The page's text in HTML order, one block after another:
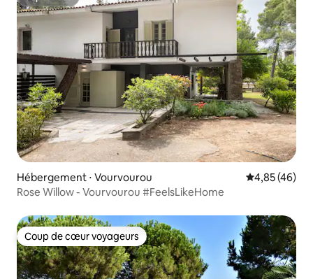
Hébergement ⋅ Vourvourou Évaluation
4,85 (46)
Rose Willow - Vourvourou #FeelsLikeHome
Coup de cœur voyageurs
Coup de cœur voyageurs